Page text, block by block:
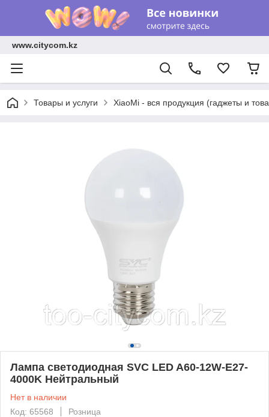
www.citycom.kz
Товары и услуги XiaoMi - вся продукция (гаджеты и
Лампа светодиодная SVC LED A60-12W-E27-
4000K Нейтральный
Нет в наличии
Код: 65568
Розница